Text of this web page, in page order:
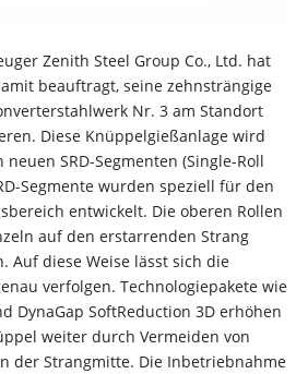
Zenith Steel Group Co., Ltd. hat
beauftragt, seine zehnsträngige
Nr. 3 am Standort
Diese Knüppelgießanlage wird
SRD-Segmenten (Single-Roll
Segmente wurden speziell für den
entwickelt. Die oberen Rollen
auf den erstarrenden Strang
Auf diese Weise lässt sich die
verfolgen. Technologiepakete wie
DynaGap SoftReduction 3D erhöhen
weiter durch Vermeiden von
der Strangmitte. Die Inbetriebnahme